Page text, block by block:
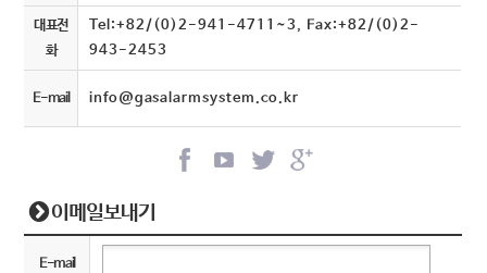
대표전
화
Tel:+82/(0)2-941-4711~3, Fax:+82/(0)2-
943-2453
E-mail info@gasalarmsystem.co.kr
이메일보내기
E-mail